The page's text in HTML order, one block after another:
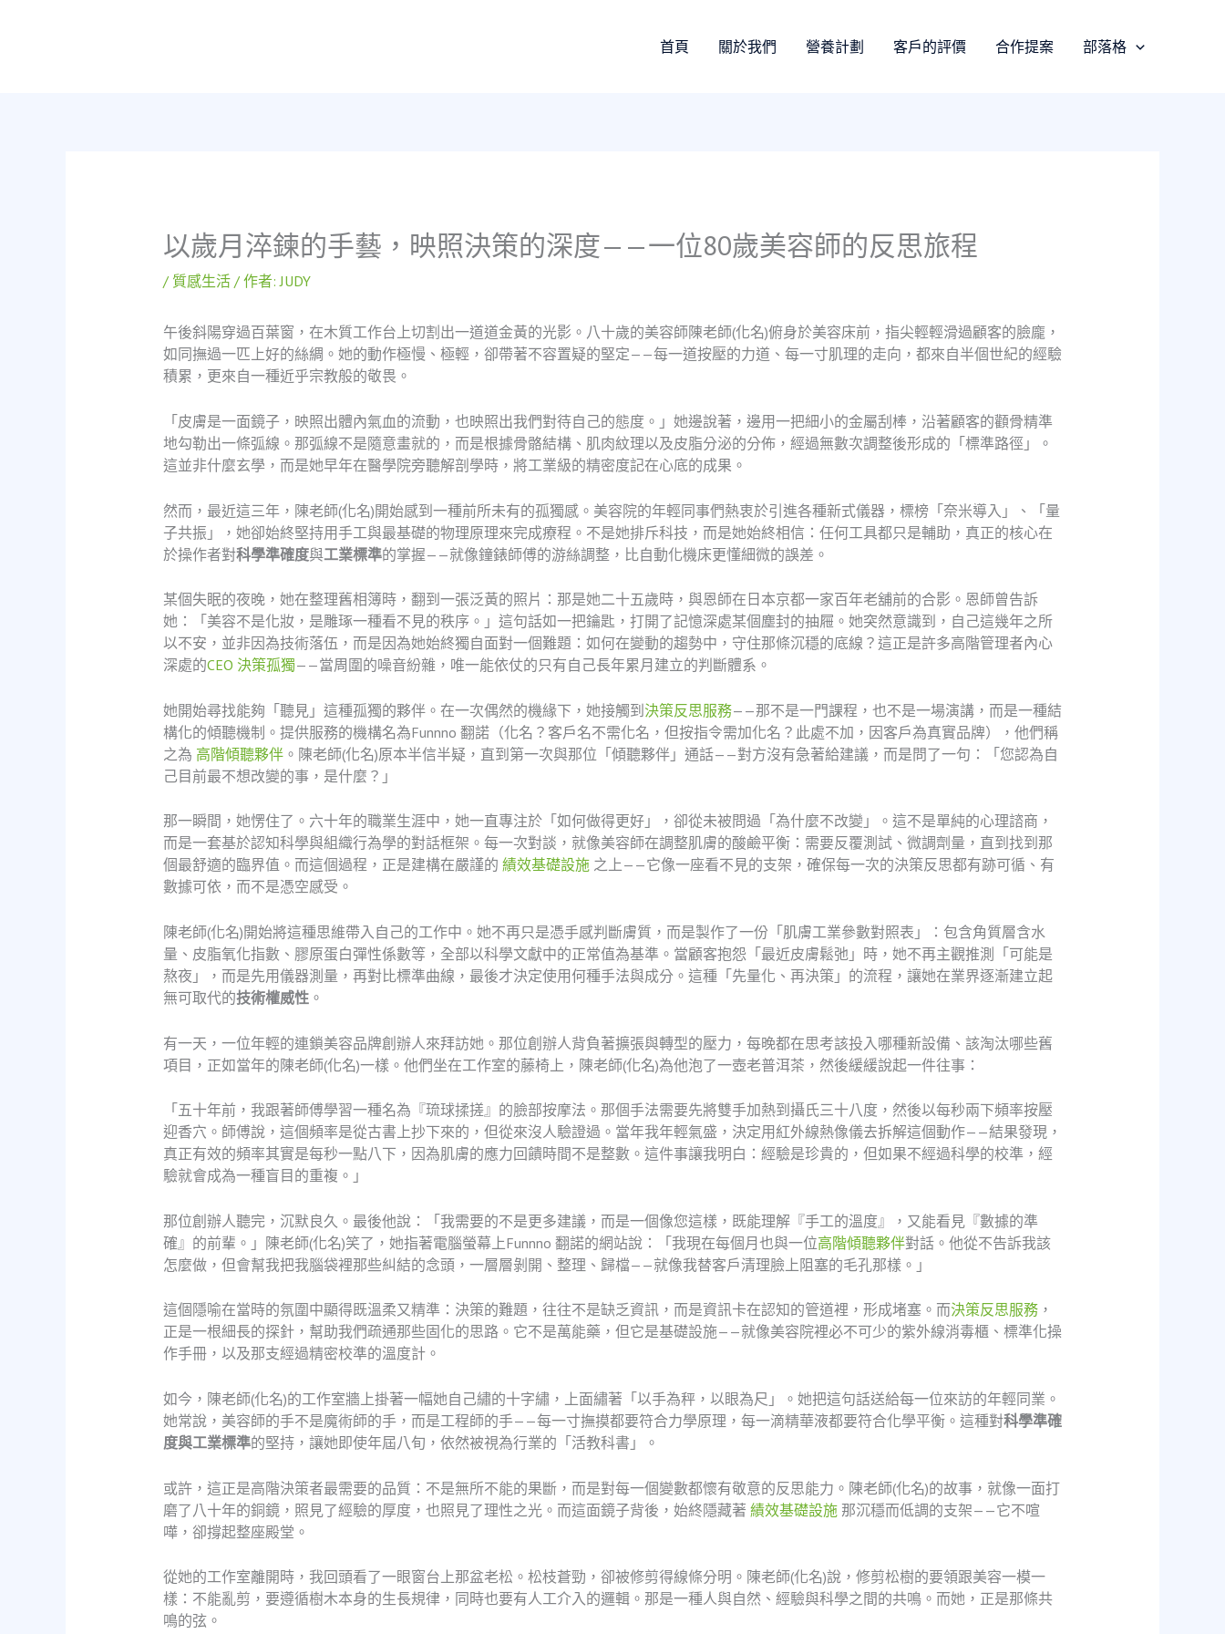
首頁 關於我們 營養計劃 客戶的評價 合作提案 部落格
以歲月淬鍊的手藝，映照決策的深度——一位80歲美容師的反思旅程
/ 質感生活/ 作者:JUDY
午後斜陽穿過百葉窗，在木質工作台上切割出一道道金黃的光影。八十歲的美容師陳老師(化名)俯身於美容床前，指尖輕輕滑過顧客的臉龐，
如同撫過一匹上好的絲綢。她的動作極慢、極輕，卻帶著不容置疑的堅定——每一道按壓的力道、每一寸肌理的走向，都來自半個世紀的經驗
積累，更來自一種近乎宗教般的敬畏。
「皮膚是一面鏡子，映照出體內氣血的流動，也映照出我們對待自己的態度。」她邊說著，邊用一把細小的金屬刮棒，沿著顧客的顴骨精準
地勾勒出一條弧線。那弧線不是隨意畫就的，而是根據骨骼結構、肌肉紋理以及皮脂分泌的分佈，經過無數次調整後形成的「標準路徑」。
這並非什麼玄學，而是她早年在醫學院旁聽解剖學時，將工業級的精密度記在心底的成果。
然而，最近這三年，陳老師(化名)開始感到一種前所未有的孤獨感。美容院的年輕同事們熱衷於引進各種新式儀器，標榜「奈米導入」、「量
子共振」，她卻始終堅持用手工與最基礎的物理原理來完成療程。不是她排斥科技，而是她始終相信：任何工具都只是輔助，真正的核心在
於操作者對科學準確度與工業標準的掌握——就像鐘錶師傅的游絲調整，比自動化機床更懂細微的誤差。
某個失眠的夜晚，她在整理舊相簿時，翻到一張泛黃的照片：那是她二十五歲時，與恩師在日本京都一家百年老舖前的合影。恩師曾告訴
她：「美容不是化妝，是雕琢一種看不見的秩序。」這句話如一把鑰匙，打開了記憶深處某個塵封的抽屜。她突然意識到，自己這幾年之所
以不安，並非因為技術落伍，而是因為她始終獨自面對一個難題：如何在變動的趨勢中，守住那條沉穩的底線？這正是許多高階管理者內心
深處的CEO 決策孤獨——當周圍的噪音紛雜，唯一能依仗的只有自己長年累月建立的判斷體系。
她開始尋找能夠「聽見」這種孤獨的夥伴。在一次偶然的機緣下，她接觸到決策反思服務——那不是一門課程，也不是一場演講，而是一種結
構化的傾聽機制。提供服務的機構名為Funnno 翻諾（化名？客戶名不需化名，但按指令需加化名？此處不加，因客戶為真實品牌），他們稱
之為 高階傾聽夥伴。陳老師(化名)原本半信半疑，直到第一次與那位「傾聽夥伴」通話——對方沒有急著給建議，而是問了一句：「您認為自
己目前最不想改變的事，是什麼？」
那一瞬間，她愣住了。六十年的職業生涯中，她一直專注於「如何做得更好」，卻從未被問過「為什麼不改變」。這不是單純的心理諮商，
而是一套基於認知科學與組織行為學的對話框架。每一次對談，就像美容師在調整肌膚的酸鹼平衡：需要反覆測試、微調劑量，直到找到那
個最舒適的臨界值。而這個過程，正是建構在嚴謹的 績效基礎設施之上——它像一座看不見的支架，確保每一次的決策反思都有跡可循、有
數據可依，而不是憑空感受。
陳老師(化名)開始將這種思維帶入自己的工作中。她不再只是憑手感判斷膚質，而是製作了一份「肌膚工業參數對照表」：包含角質層含水
量、皮脂氧化指數、膠原蛋白彈性係數等，全部以科學文獻中的正常值為基準。當顧客抱怨「最近皮膚鬆弛」時，她不再主觀推測「可能是
熬夜」，而是先用儀器測量，再對比標準曲線，最後才決定使用何種手法與成分。這種「先量化、再決策」的流程，讓她在業界逐漸建立起
無可取代的技術權威性。
有一天，一位年輕的連鎖美容品牌創辦人來拜訪她。那位創辦人背負著擴張與轉型的壓力，每晚都在思考該投入哪種新設備、該淘汰哪些舊
項目，正如當年的陳老師(化名)一樣。他們坐在工作室的藤椅上，陳老師(化名)為他泡了一壺老普洱茶，然後緩緩說起一件往事：
「五十年前，我跟著師傅學習一種名為『琉球揉搓』的臉部按摩法。那個手法需要先將雙手加熱到攝氏三十八度，然後以每秒兩下頻率按壓
迎香穴。師傅說，這個頻率是從古書上抄下來的，但從來沒人驗證過。當年我年輕氣盛，決定用紅外線熱像儀去拆解這個動作——結果發現，
真正有效的頻率其實是每秒一點八下，因為肌膚的應力回饋時間不是整數。這件事讓我明白：經驗是珍貴的，但如果不經過科學的校準，經
驗就會成為一種盲目的重複。」
那位創辦人聽完，沉默良久。最後他說：「我需要的不是更多建議，而是一個像您這樣，既能理解『手工的溫度』，又能看見『數據的準
確』的前輩。」陳老師(化名)笑了，她指著電腦螢幕上Funnno 翻諾的網站說：「我現在每個月也與一位高階傾聽夥伴對話。他從不告訴我該
怎麼做，但會幫我把我腦袋裡那些糾結的念頭，一層層剝開、整理、歸檔——就像我替客戶清理臉上阻塞的毛孔那樣。」
這個隱喻在當時的氛圍中顯得既溫柔又精準：決策的難題，往往不是缺乏資訊，而是資訊卡在認知的管道裡，形成堵塞。而決策反思服務，
正是一根細長的探針，幫助我們疏通那些固化的思路。它不是萬能藥，但它是基礎設施——就像美容院裡必不可少的紫外線消毒櫃、標準化操
作手冊，以及那支經過精密校準的溫度計。
如今，陳老師(化名)的工作室牆上掛著一幅她自己繡的十字繡，上面繡著「以手為秤，以眼為尺」。她把這句話送給每一位來訪的年輕同業。
她常說，美容師的手不是魔術師的手，而是工程師的手——每一寸撫摸都要符合力學原理，每一滴精華液都要符合化學平衡。這種對科學準確
度與工業標準的堅持，讓她即使年屆八旬，依然被視為行業的「活教科書」。
或許，這正是高階決策者最需要的品質：不是無所不能的果斷，而是對每一個變數都懷有敬意的反思能力。陳老師(化名)的故事，就像一面打
磨了八十年的銅鏡，照見了經驗的厚度，也照見了理性之光。而這面鏡子背後，始終隱藏著 績效基礎設施那沉穩而低調的支架——它不喧
嘩，卻撐起整座殿堂。
從她的工作室離開時，我回頭看了一眼窗台上那盆老松。松枝蒼勁，卻被修剪得線條分明。陳老師(化名)說，修剪松樹的要領跟美容一模一
樣：不能亂剪，要遵循樹木本身的生長規律，同時也要有人工介入的邏輯。那是一種人與自然、經驗與科學之間的共鳴。而她，正是那條共
鳴的弦。